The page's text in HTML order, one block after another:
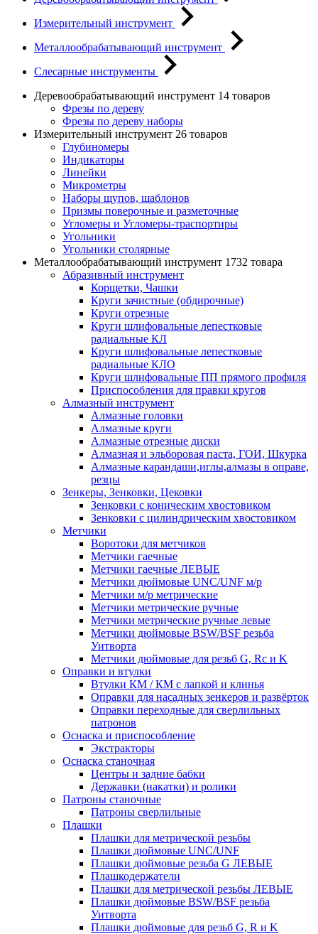
Измерительный инструмент
Металлообрабатывающий инструмент
Слесарные инструменты
Деревообрабатывающий инструмент 14 товаров
Фрезы по дереву
Фрезы по дереву наборы
Измерительный инструмент 26 товаров
Глубиномеры
Индикаторы
Линейки
Микрометры
Наборы щупов, шаблонов
Призмы поверочные и разметочные
Угломеры и Угломеры-траспортиры
Угольники
Угольники столярные
Металлообрабатывающий инструмент 1732 товара
Абразивный инструмент
Корщетки, Чашки
Круги зачистные (обдирочные)
Круги отрезные
Круги шлифовальные лепестковые
радиальные КЛ
Круги шлифовальные лепестковые
радиальные КЛО
Круги шлифовальные ПП прямого профиля
Приспособления для правки кругов
Алмазный инструмент
Алмазные головки
Алмазные круги
Алмазные отрезные диски
Алмазная и эльборовая паста, ГОИ, Шкурка
Алмазные карандаши,иглы,алмазы в оправе,
резцы
Зенкеры, Зенковки, Цековки
Зенковки с коническим хвостовиком
Зенковки с цилиндрическим хвостовиком
Метчики
Воротоки для метчиков
Метчики гаечные
Метчики гаечные ЛЕВЫЕ
Метчики дюймовые UNC/UNF м/р
Метчики м/р метрические
Метчики метрические ручные
Метчики метрические ручные левые
Метчики дюймовые BSW/BSF резьба
Уитворта
Метчики дюймовые для резьб G, Rc и K
Оправки и втулки
Втулки КМ / КМ с лапкой и клинья
Оправки для насадных зенкеров и развёрток
Оправки переходные для сверлильных
патронов
Оснаска и приспособление
Экстракторы
Оснаска станочная
Центры и задние бабки
Державки (накатки) и ролики
Патроны станочные
Патроны сверлильные
Плашки
Плашки для метрической резьбы
Плашки дюймовые UNC/UNF
Плашки дюймовые резьба G ЛЕВЫЕ
Плашкодержатели
Плашки для метрической резьбы ЛЕВЫЕ
Плашки дюймовые BSW/BSF резьба
Уитворта
Плашки дюймовые для резьб G, R и K